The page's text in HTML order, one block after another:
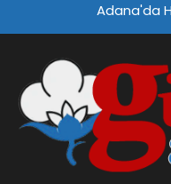
Adana'da